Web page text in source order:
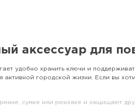
аксессуар для
удобно хранить ключи и
активной городской жизни. Если вы
сумке или рюкзаке и защищают